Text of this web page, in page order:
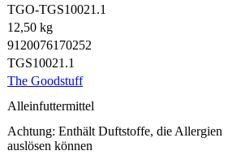
TGO-TGS10021.1
12,50 kg
9120076170252
TGS10021.1
The Goodstuff
Alleinfuttermittel
Achtung: Enthält Duftstoffe, die Allergien
auslösen können